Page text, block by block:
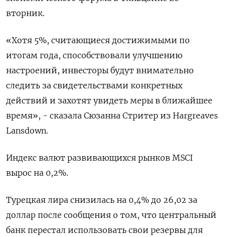
вторник.
«Хотя 5%, считающиеся достижимыми по
итогам года, способствовали улучшению
настроений, инвесторы будут внимательно
следить за свидетельствами конкретных
действий и захотят увидеть меры в ближайшее
время», - сказала Сюзанна Стритер из Hargreaves
Lansdown.
Индекс валют развивающихся рынков MSCI
вырос на 0,2%.
Турецкая лира снизилась на 0,4% до 26,02 за
доллар после сообщения о том, что центральный
банк перестал использовать свои резервы для